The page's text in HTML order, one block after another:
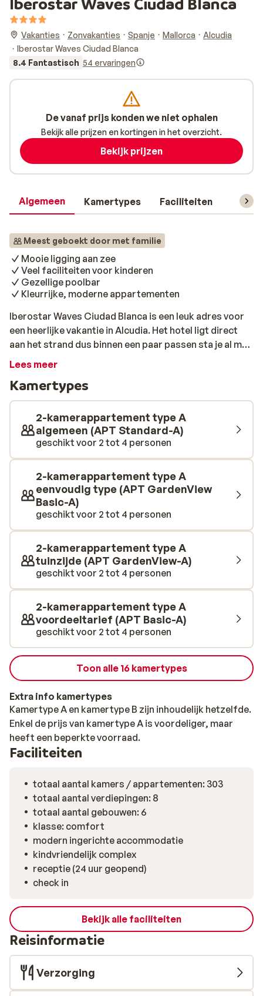
Vakanties Zonvakanties Spanje Mallorca
Alcudia
Iberostar Waves Ciudad Blanca
8.4 Fantastisch 54 ervaringen
Algemeen Kamertypes Faciliteiten
Meest geboekt door met familie
Mooie ligging aan zee
Veel faciliteiten voor kinderen
Gezellige poolbar
Kleurrijke, moderne appartementen
Iberostar Waves Ciudad Blanca is een leuk adres voor
een heerlijke vakantie in Alcudia. Het hotel ligt direct
aan het strand dus binnen een paar passen sta je al met
je voeten in het zand. Het gezellige centrum van Alcudia
bereiken met de bus. De bushalte is om de hoek van het
hotel, dus voor je het weet ben je in het centrum waar je
geniet van vele winkels, restaurants en bars. De
badplaats is ook erg geliefd door
watersportliefhebbers. Bij het aparthotel zelf is ook
genoeg te beleven. Met een fijn, groot zwembad voor
de nodige uurtjes waterpret en de mogelijkheid om
heerlijk van de zon te genieten op een comfortabel
ligbedje met een verkoelend drankje in je hand van de
poolbar. Voor ultieme ontspanning kun je een massage
boeken. Ook voor kinderen is het een feestje! Het
kinderbad heeft een kleurrijk waterspeelplein waar ze
zich de hele dag uiterst vermaken. Het actieve
animatieteam organiseert leuke activiteiten bij de
miniclub. Een heerlijk hapje eten kan bij het
strandbar. De appartementen van Iberostar Waves
Ciudad Blanca zijn ruim, comfortabel en kleurrijk. De
appartementen hebben een goed uitgeruste keuken
zodat je zelf je favoriete maaltijden kunt bereiden.
Geniet van een prachtig uitzicht vanaf je balkon of van
een heerlijk terras waar de kleintjes op het gras kunnen
spelen.
Lees meer
Kamertypes
2-kamerappartement type A
algemeen (APT Standard-A)
geschikt voor 2 tot 4 personen
2-kamerappartement type A
eenvoudig type (APT GardenView
Basic-A)
geschikt voor 2 tot 4 personen
2-kamerappartement type A
tuinzijde (APT GardenView-A)
geschikt voor 2 tot 4 personen
2-kamerappartement type A
voordeeltarief (APT Basic-A)
geschikt voor 2 tot 4 personen
Toon alle 16 kamertypes
Extra info kamertypes
Kamertype A en kamertype B zijn inhoudelijk hetzelfde.
Enkel de prijs van kamertype A is voordeliger, maar
heeft een beperkte voorraad.
Faciliteiten
totaal aantal kamers / appartementen: 303
totaal aantal verdiepingen: 8
totaal aantal gebouwen: 6
klasse: comfort
modern ingerichte accommodatie
kindvriendelijk complex
receptie (24 uur geopend)
check in
Bekijk alle faciliteiten
Reisinformatie
Verzorging
De vanaf prijs konden we niet ophalen
Bekijk alle prijzen en kortingen in het overzicht.
Bekijk prijzen